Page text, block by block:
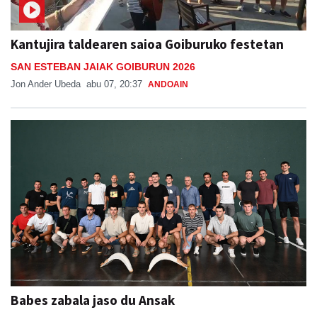
Kantujira taldearen saioa Goiburuko festetan
SAN ESTEBAN JAIAK GOIBURUN 2026
Jon Ander Ubeda abu 07, 20:37 ANDOAIN
Babes zabala jaso du Ansak